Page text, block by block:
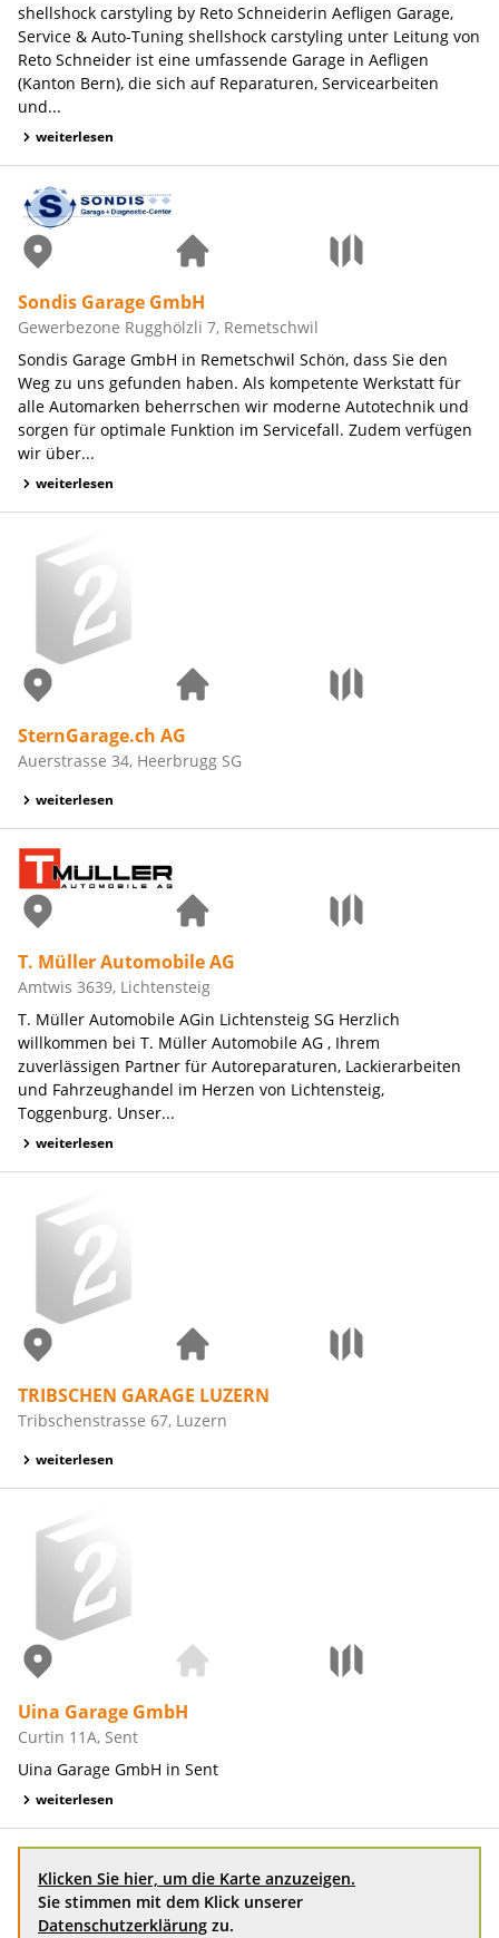
shellshock carstyling by Reto Schneiderin Aefligen Garage,
Service & Auto-Tuning shellshock carstyling unter Leitung von
Reto Schneider ist eine umfassende Garage in Aefligen
(Kanton Bern), die sich auf Reparaturen, Servicearbeiten
und...
weiterlesen
Sondis Garage GmbH
Gewerbezone Rugghölzli 7, Remetschwil
Sondis Garage GmbH in Remetschwil Schön, dass Sie den
Weg zu uns gefunden haben. Als kompetente Werkstatt für
alle Automarken beherrschen wir moderne Autotechnik und
sorgen für optimale Funktion im Servicefall. Zudem verfügen
wir über...
weiterlesen
SternGarage.ch AG
Auerstrasse 34, Heerbrugg SG
weiterlesen
T. Müller Automobile AG
Amtwis 3639, Lichtensteig
T. Müller Automobile AGin Lichtensteig SG Herzlich
willkommen bei T. Müller Automobile AG , Ihrem
zuverlässigen Partner für Autoreparaturen, Lackierarbeiten
und Fahrzeughandel im Herzen von Lichtensteig,
Toggenburg. Unser...
weiterlesen
TRIBSCHEN GARAGE LUZERN
Tribschenstrasse 67, Luzern
weiterlesen
Uina Garage GmbH
Curtin 11A, Sent
Uina Garage GmbH in Sent
weiterlesen
Klicken Sie hier, um die Karte anzuzeigen.
Sie stimmen mit dem Klick unserer
Datenschutzerklärung zu.